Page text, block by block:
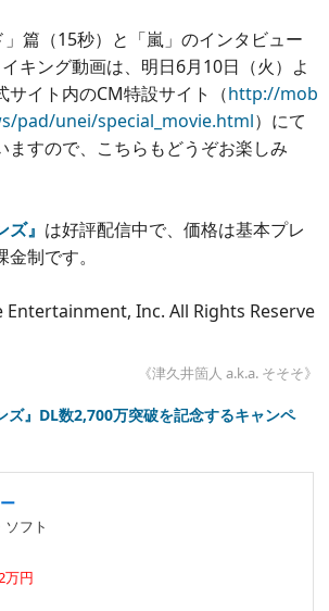
篇（15秒）と「嵐」のインタビュー
キング動画は、明日6月10日（火）よ
サイト内のCM特設サイト（http://mob
pad/unei/special_movie.html）にて
ますので、こちらもどうぞお楽しみ
』 は好評配信中で、価格は基本プレ
制です。
Entertainment, Inc. All Rights Reserve
《津久井箇人 a.k.a. そそそ》
ズ』DL数2,700万突破を記念するキャンペ
フト
万円